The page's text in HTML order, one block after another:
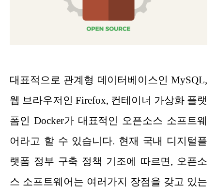
대표적으로 관계형 데이터베이스인 MySQL,
웹 브라우저인 Firefox, 컨테이너 가상화 플랫
폼인 Docker가 대표적인 오픈소스 소프트웨
어라고 할 수 있습니다. 현재 국내 디지털플
랫폼 정부 구축 정책 기조에 따르면, 오픈소
스 소프트웨어는 여러가지 장점을 갖고 있는